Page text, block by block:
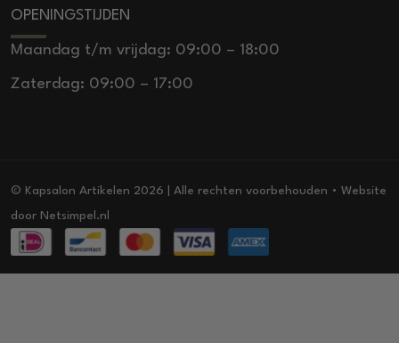
OPENINGSTIJDEN
Maandag t/m vrijdag: 09:00 – 18:00
Zaterdag: 09:00 – 17:00
© Kapsalon Artikelen 2026 | Alle rechten voorbehouden • Website
door Netsimpel.nl